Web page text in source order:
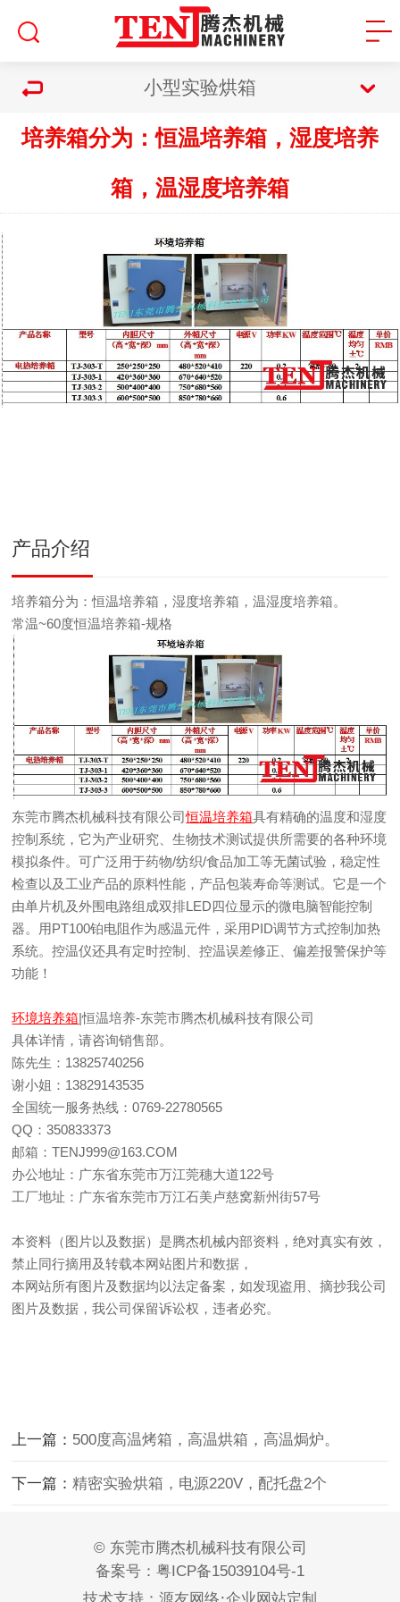
小型实验烘箱
培养箱分为：恒温培养箱，湿度培养
箱，温湿度培养箱
产品介绍
培养箱分为：恒温培养箱，湿度培养箱，温湿度培养箱。
常温~60度恒温培养箱-规格
东莞市腾杰机械科技有限公司恒温培养箱具有精确的温度和湿度
控制系统，它为产业研究、生物技术测试提供所需要的各种环境
模拟条件。可广泛用于药物/纺织/食品加工等无菌试验，稳定性
检查以及工业产品的原料性能，产品包装寿命等测试。它是一个
由单片机及外围电路组成双排LED四位显示的微电脑智能控制
器。用PT100铂电阻作为感温元件，采用PID调节方式控制加热
系统。控温仪还具有定时控制、控温误差修正、偏差报警保护等
功能！
环境培养箱|恒温培养-东莞市腾杰机械科技有限公司
具体详情，请咨询销售部。
陈先生：13825740256
谢小姐：13829143535
全国统一服务热线：0769-22780565
QQ：350833373
邮箱：TENJ999@163.COM
办公地址：广东省东莞市万江莞穗大道122号
工厂地址：广东省东莞市万江石美卢慈窝新州街57号
本资料（图片以及数据）是腾杰机械内部资料，绝对真实有效，
禁止同行摘用及转载本网站图片和数据，
本网站所有图片及数据均以法定备案，如发现盗用、摘抄我公司
图片及数据，我公司保留诉讼权，违者必究。
上一篇： 500度高温烤箱，高温烘箱，高温焗炉。
下一篇：精密实验烘箱，电源220V，配托盘2个
© 东莞市腾杰机械科技有限公司
备案号： 粤ICP备15039104号-1
·